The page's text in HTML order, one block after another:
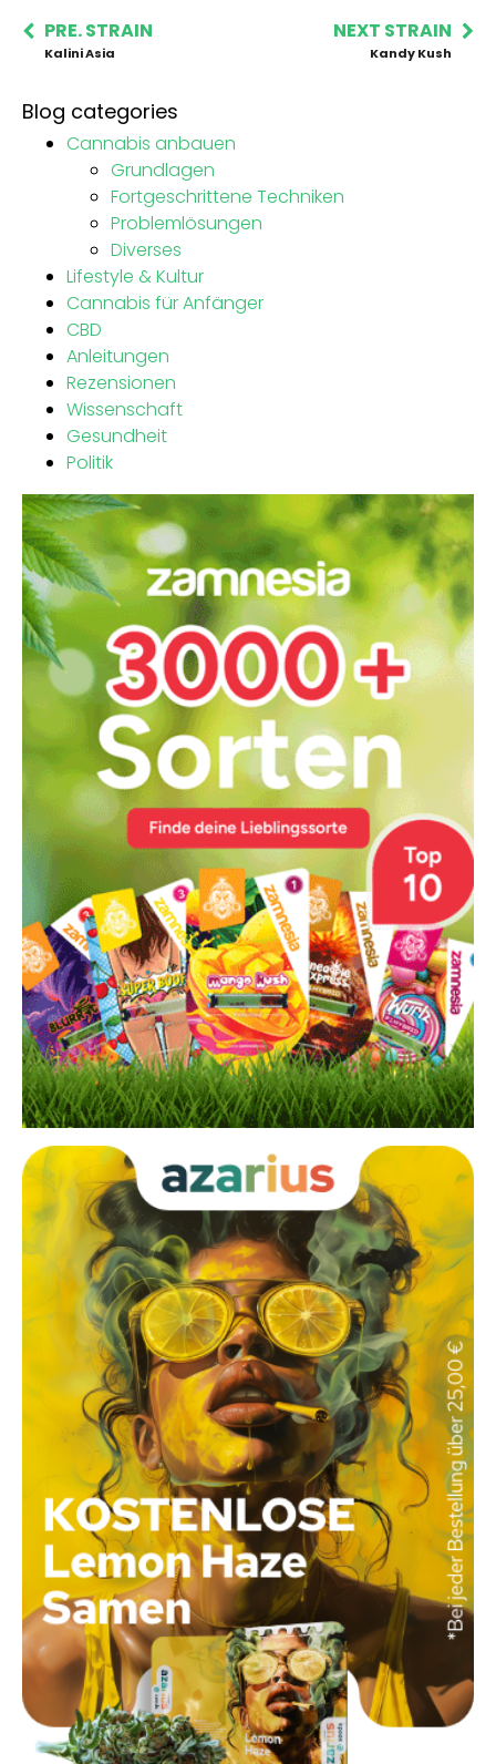
PRE. STRAIN
Kalini Asia
NEXT STRAIN
Kandy Kush
Blog categories
Cannabis anbauen
Grundlagen
Fortgeschrittene Techniken
Problemlösungen
Diverses
Lifestyle & Kultur
Cannabis für Anfänger
CBD
Anleitungen
Rezensionen
Wissenschaft
Gesundheit
Politik